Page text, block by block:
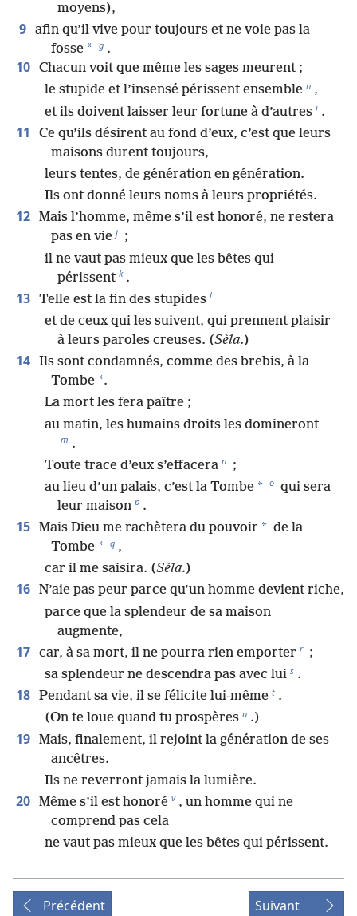
moyens),
9 afin qu’il vive pour toujours et ne voie pas la
fosse * g .
10 Chacun voit que même les sages meurent ;
le stupide et l’insensé périssent ensemble h ,
et ils doivent laisser leur fortune à d’autres i .
11
Ce qu’ils désirent au fond d’eux, c’est que leurs
maisons durent toujours,
leurs tentes, de génération en génération.
Ils ont donné leurs noms à leurs propriétés.
12 Mais l’homme, même s’il est honoré, ne restera
pas en vie j ;
il ne vaut pas mieux que les bêtes qui
périssent k .
13 Telle est la fin des stupides l
et de ceux qui les suivent, qui prennent plaisir
à leurs paroles creuses. (Sèla.)
14 Ils sont condamnés, comme des brebis, à la
Tombe *.
La mort les fera paître ;
au matin, les humains droits les domineront
m .
Toute trace d’eux s’effacera n ;
au lieu d’un palais, c’est la Tombe * o qui sera
leur maison p .
15 Mais Dieu me rachètera du pouvoir * de la
Tombe * q ,
car il me saisira. (Sèla.)
16 N’aie pas peur parce qu’un homme devient riche,
parce que la splendeur de sa maison
augmente,
17 car, à sa mort, il ne pourra rien emporter r ;
sa splendeur ne descendra pas avec lui s .
18 Pendant sa vie, il se félicite lui-même t .
(On te loue quand tu prospères u .)
19 Mais, finalement, il rejoint la génération de ses
ancêtres.
Ils ne reverront jamais la lumière.
20 Même s’il est honoré v , un homme qui ne
comprend pas cela
ne vaut pas mieux que les bêtes qui périssent.
Précédent Suivant